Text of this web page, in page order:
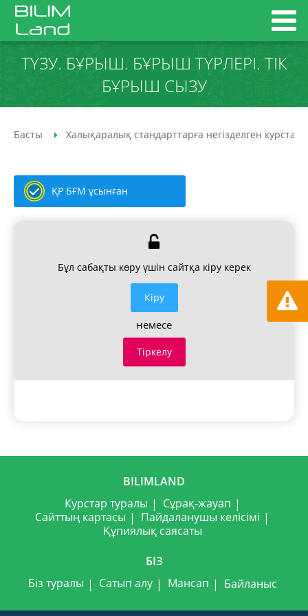
ТҮЗУ. БҰРЫШ. БҰРЫШ ТҮРЛЕРІ. ТІК
БҰРЫШ СЫЗУ
Басты Халықаралық стандарттарға негізделген курстар
ҚР БҒМ ұсынған
Бұл сабақты көру үшін сайтқа кіру керек
Кiру
немесе
Тіркелу
BILIMLAND
Курстар туралы
Сұрақ-жауап
Сайттың картасы
Пайдаланушы келісімі
Құпиялық саясаты
БІЗ
Біз туралы
Сатып алу Мансап Байланыс